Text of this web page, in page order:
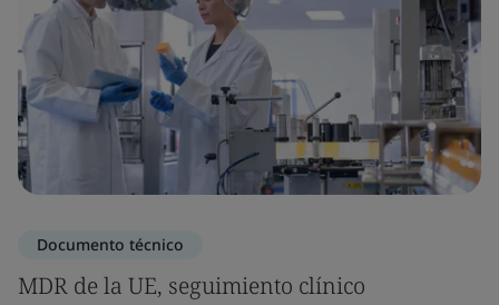
Documento técnico
MDR de la UE, seguimiento clínico